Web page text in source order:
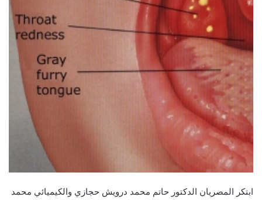
ابتكر المصريان الدكتور حاتم محمد درويش حجازي والكيميائي محمد